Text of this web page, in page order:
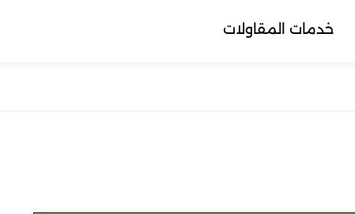
خدمات المقاولات